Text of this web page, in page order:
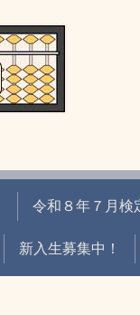
令和８年７月検
新入生募集中！